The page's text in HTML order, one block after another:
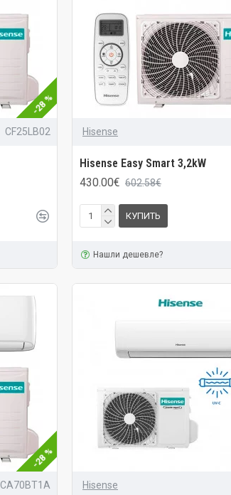
-28 %
CF25LB02 Hisense
Hisense Easy Smart 3,2kW
430.00€ 602.58€
КУПИТЬ
Нашли дешевле?
-28 %
CA70BT1A Hisense